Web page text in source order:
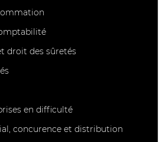
droit des sûretés
en difficulté
concurence et distribution